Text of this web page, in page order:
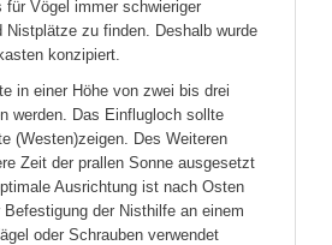
für Vögel immer schwieriger
Nistplätze zu finden. Deshalb wurde
konzipiert.
in einer Höhe von zwei bis drei
werden. Das Einflugloch sollte
(Westen)zeigen. Des Weiteren
Zeit der prallen Sonne ausgesetzt
Ausrichtung ist nach Osten
der Nisthilfe an einem
oder Schrauben verwendet